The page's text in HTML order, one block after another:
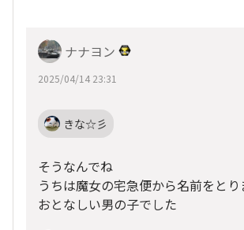
ナナヨン
2025/04/14 23:31
きな☆彡
そうなんでね
うちは魔女の宅急便から名前をとり
おとなしい男の子でした